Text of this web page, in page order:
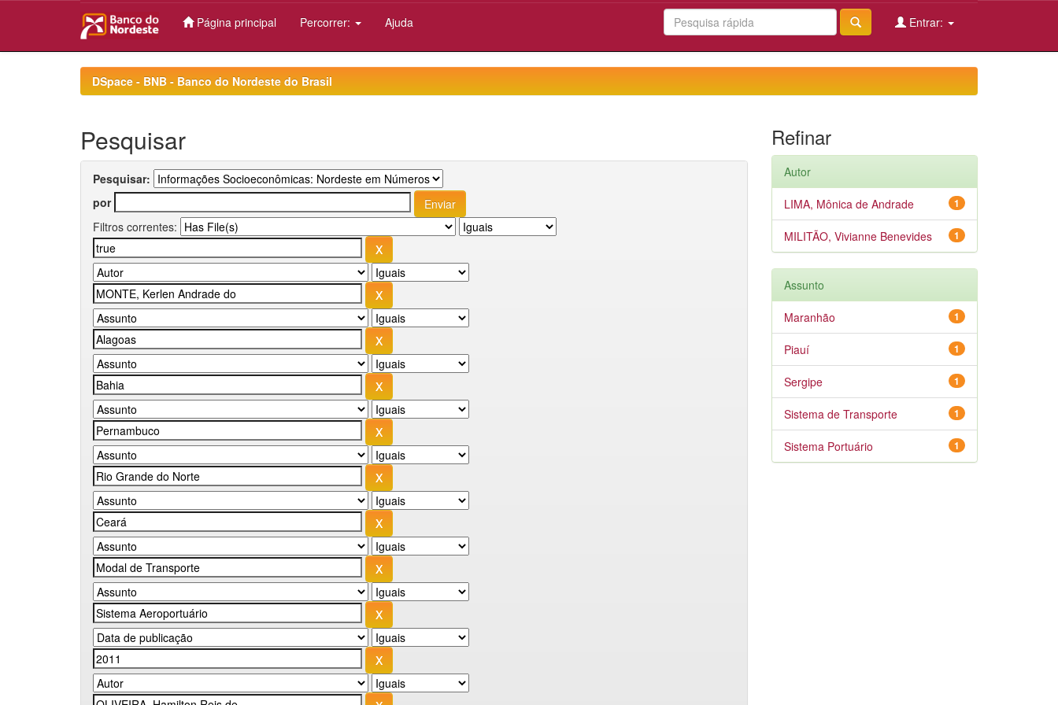
Página principal Percorrer: Ajuda Entrar:
DSpace - BNB - Banco do Nordeste do Brasil
Pesquisar
Pesquisar:
por
Filtros correntes:
Refinar
Autor
1
LIMA, Mônica de Andrade
1
MILITÃO, Vivianne Benevides
Assunto
1
Maranhão
1
Piauí
1
Sergipe
1
Sistema de Transporte
1
Sistema Portuário